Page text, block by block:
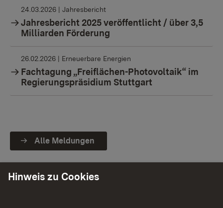
24.03.2026 | Jahresbericht
Jahresbericht 2025 veröffentlicht / über 3,5
Milliarden Förderung
26.02.2026 | Erneuerbare Energien
Fachtagung „Freiflächen-Photovoltaik“ im
Regierungspräsidium Stuttgart
Alle Meldungen
Unsere Kernaufgaben
Hinweis zu Cookies